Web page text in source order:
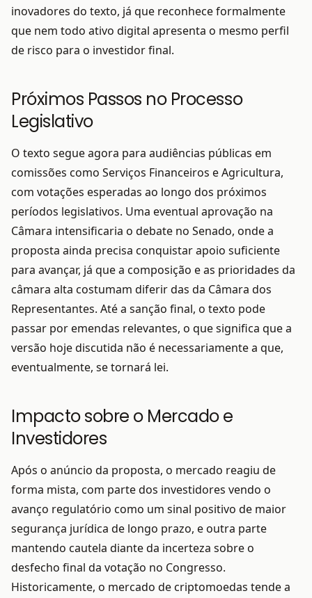
inovadores do texto, já que reconhece formalmente
que nem todo ativo digital apresenta o mesmo perfil
de risco para o investidor final.
Próximos Passos no Processo
Legislativo
O texto segue agora para audiências públicas em
comissões como Serviços Financeiros e Agricultura,
com votações esperadas ao longo dos próximos
períodos legislativos. Uma eventual aprovação na
Câmara intensificaria o debate no Senado, onde a
proposta ainda precisa conquistar apoio suficiente
para avançar, já que a composição e as prioridades da
câmara alta costumam diferir das da Câmara dos
Representantes. Até a sanção final, o texto pode
passar por emendas relevantes, o que significa que a
versão hoje discutida não é necessariamente a que,
eventualmente, se tornará lei.
Impacto sobre o Mercado e
Investidores
Após o anúncio da proposta, o mercado reagiu de
forma mista, com parte dos investidores vendo o
avanço regulatório como um sinal positivo de maior
segurança jurídica de longo prazo, e outra parte
mantendo cautela diante da incerteza sobre o
desfecho final da votação no Congresso.
Historicamente, o mercado de criptomoedas tende a